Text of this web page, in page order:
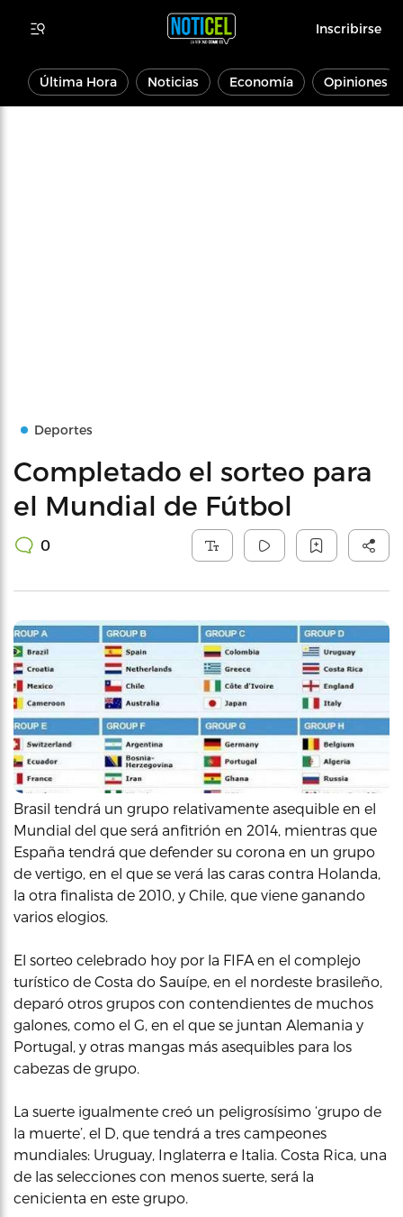
Inscribirse
Última Hora Noticias Economía Opiniones
Deportes
Completado el sorteo para
el Mundial de Fútbol
0
Brasil tendrá un grupo relativamente asequible en el
Mundial del que será anfitrión en 2014, mientras que
España tendrá que defender su corona en un grupo
de vertigo, en el que se verá las caras contra Holanda,
la otra finalista de 2010, y Chile, que viene ganando
varios elogios.
El sorteo celebrado hoy por la FIFA en el complejo
turístico de Costa do Sauípe, en el nordeste brasileño,
deparó otros grupos con contendientes de muchos
galones, como el G, en el que se juntan Alemania y
Portugal, y otras mangas más asequibles para los
cabezas de grupo.
La suerte igualmente creó un peligrosísimo ‘grupo de
la muerte’, el D, que tendrá a tres campeones
mundiales: Uruguay, Inglaterra e Italia. Costa Rica, una
de las selecciones con menos suerte, será la
cenicienta en este grupo.